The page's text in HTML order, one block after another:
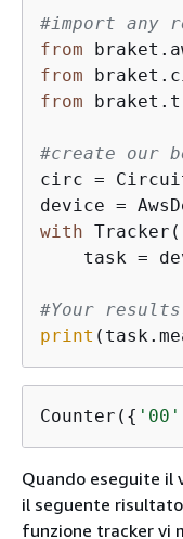
#import any
from
from
from
#create our
circ =
device =
with
task =
#Your results
print
Counter( { '00'
Quando eseguite il
il seguente
funzione tracker vi